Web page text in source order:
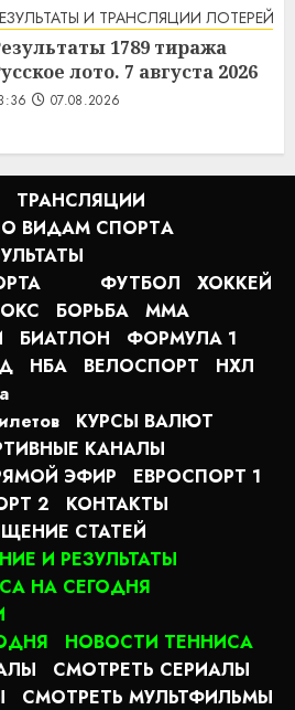
И ТРАНСЛЯЦИИ ЛОТЕРЕЙ
1789 тиража
лото. 7 августа 2026
07.08.2026
ТРАНСЛЯЦИИ
ВИДАМ СПОРТA
ФУТБОЛ
ХОККЕЙ
БОРЬБА
MMA
БИАТЛОН
ФОРМУЛА 1
НБА ВЕЛОСПОРТ
НХЛ
КУРСЫ ВАЛЮТ
КАНАЛЫ
ЭФИР
ЕВРОСПОРТ 1
2
КОНТАКТЫ
СТАТЕЙ
И РЕЗУЛЬТАТЫ
НА СЕГОДНЯ
НОВОСТИ ТЕННИСА
СМОТРЕТЬ СЕРИАЛЫ
СМОТРЕТЬ МУЛЬТФИЛЬМЫ